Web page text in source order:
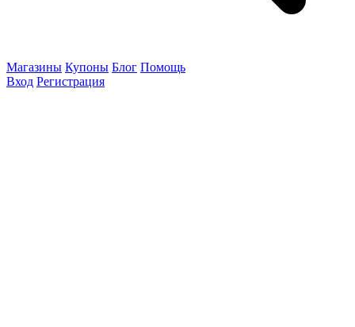
Магазины Купоны Блог Помощь
Вход Регистрация